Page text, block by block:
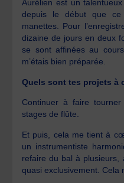
Aurélien est un
depuis le début que
manettes. Pour
dizaine de jours en deux
se sont affinées au
m’étais bien préparée.
Quels sont tes projets à
Continuer à faire
stages de flûte.
Et puis, cela me tient à
un instrumentiste
refaire du bal à plusieurs,
quasi exclusivement. Cela